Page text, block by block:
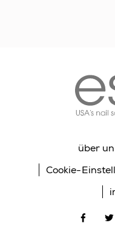
über
Cookie-